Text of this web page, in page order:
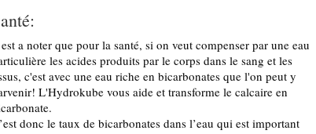
a noter que pour la santé, si on veut compenser par une eau
les acides produits par le corps dans le sang et les
c'est avec une eau riche en bicarbonates que l'on peut y
L'Hydrokube vous aide et transforme le calcaire en
donc le taux de bicarbonates dans l’eau qui est important